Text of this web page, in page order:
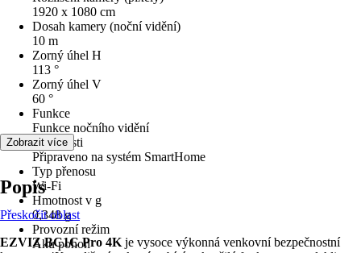
1920 x 1080 cm
Dosah kamery (noční vidění)
10 m
Zorný úhel H
113 °
Zorný úhel V
60 °
Funkce
Funkce nočního vidění
Vlastnosti
Připraveno na systém SmartHome
Typ přenosu
Wi-Fi
Hmotnost v g
0,348 g
Provozní režim
Aku pohon
Zobrazit více
Popis
Přeskočit oblast
EZVIZ BC1C Pro 4K je vysoce výkonná venkovní bezpečnostní